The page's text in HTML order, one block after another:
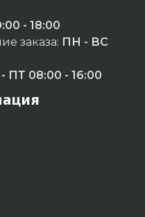
- 18:00
заказа: ПН - ВС
ПТ 08:00 - 16:00